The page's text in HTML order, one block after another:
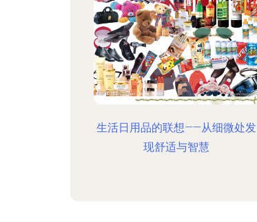
生活日用品的联想——从细微处发
现舒适与智慧